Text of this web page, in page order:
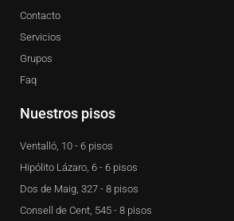
Contacto
Servicios
Grupos
Faq
Nuestros pisos
Ventalló, 10 - 6 pisos
Hipólito Lázaro, 6 - 6 pisos
Dos de Maig, 327 - 8 pisos
Consell de Cent, 545 - 8 pisos